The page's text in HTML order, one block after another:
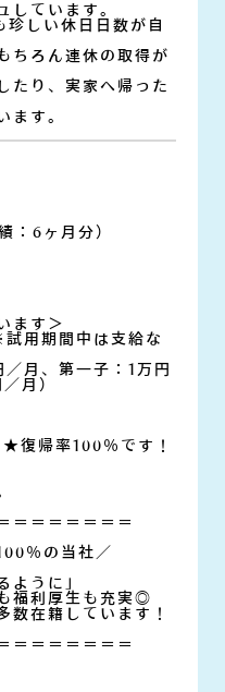
しています。
しい休日日数が自
ちろん連休の取得が
たり、実家へ帰った
ます。
：6ヶ月分）
ます＞
用期間中は支給な
月、第一子：1万円
月）
復帰率100％です！
＝＝＝＝＝＝＝
％の当社／
ように」
福利厚生も充実◎
数在籍しています！
＝＝＝＝＝＝＝